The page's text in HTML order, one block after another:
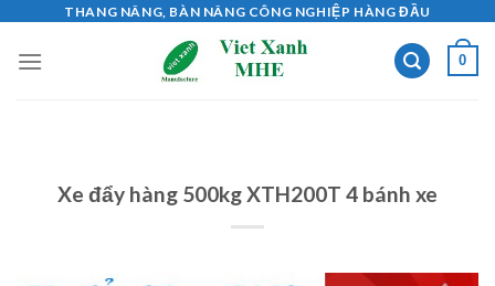
content
THANG NÂNG, BÀN NÂNG CÔNG NGHIỆP HÀNG ĐẦU
0
Xe đẩy hàng 500kg XTH200T 4 bánh xe